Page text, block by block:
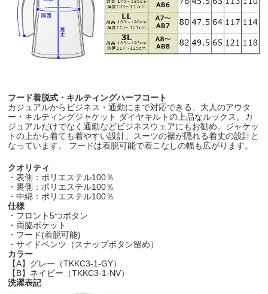
フード着脱式・キルティングハーフコート
カジュアルからビジネス・通勤にまで対応できる、大人のアウタ
ー・キルティングジャケット ダイヤキルトの上品なルックス。カ
ジュアルだけでなく通勤などビジネスウェアにもお勧め。ジャケッ
トの上から着ても着やすい設計。スーツの裾が隠れる着丈の設計と
なっています。 フードは着脱可能で着こなしの幅も広がります。
クオリティ
・表側：ポリエステル100％
・裏側：ポリエステル100％
・中綿：ポリエステル100％
仕様
・フロント5つボタン
・両脇ポケット
・フード(着脱可能)
・サイドベンツ（スナップボタン留め）
カラー
【A】グレー（TKKC3-1-GY）
【B】ネイビー（TKKC3-1-NV）
洗濯表記